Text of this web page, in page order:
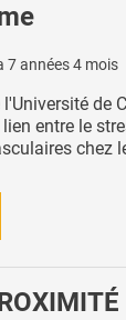
7 années 4 mois
l'Université de
entre le
chez